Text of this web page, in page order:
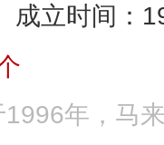
成立时间：
年，马